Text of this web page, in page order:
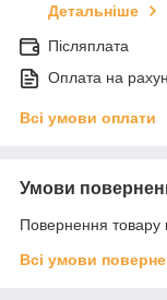
Детальніше
Післяплата
Оплата на
Всі умови оплати
Умови
Повернення товару
Всі умови